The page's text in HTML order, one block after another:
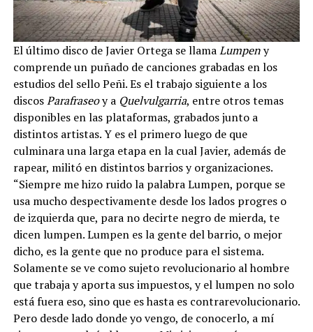
El último disco de Javier Ortega se llamaLumpeny
comprende un puñado de canciones grabadas en los
estudios del sello Peñi. Es el trabajo siguiente a los
discosParafraseoy a Quelvulgarria, entre otros temas
disponibles en las plataformas, grabados junto a
distintos artistas. Y es el primero luego de que
culminara una larga etapa en la cual Javier, además de
rapear, militó en distintos barrios y organizaciones.
“Siempre me hizo ruido la palabra Lumpen, porque se
usa mucho despectivamente desde los lados progres o
de izquierda que, para no decirte negro de mierda, te
dicen lumpen. Lumpen es la gente del barrio, o mejor
dicho, es la gente que no produce para el sistema.
Solamente se ve como sujeto revolucionario al hombre
que trabaja y aporta sus impuestos, y el lumpen no solo
está fuera eso, sino que es hasta es contrarevolucionario.
Pero desde lado donde yo vengo, de conocerlo, a mí